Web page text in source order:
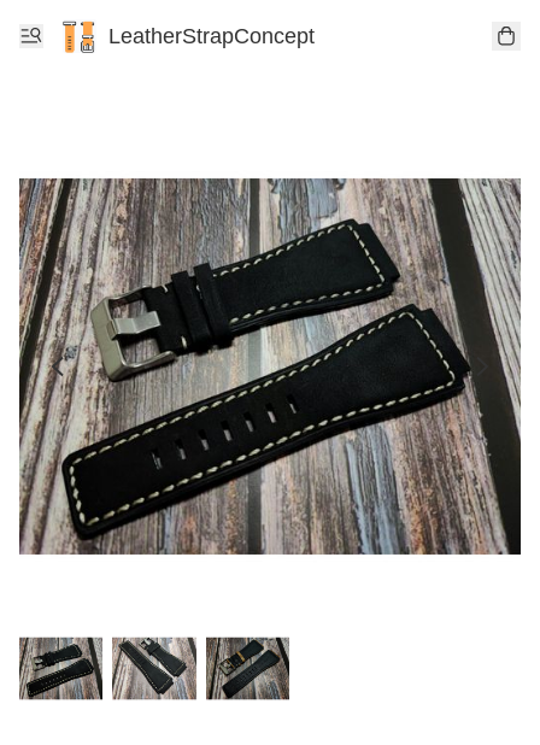
LeatherStrapConcept